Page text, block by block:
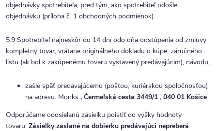
objednávky spotrebiteľa, pred tým, ako spotrebiteľ odošle
objednávku (príloha č. 1 obchodných podmienok).
5.9 Spotrebiteľ najneskôr do 14 dní odo dňa odstúpenia od zmluvy
kompletný tovar, vrátane originálneho dokladu o kúpe, záručného
listu (ak bol k zakúpenému tovaru vystavený predávajúcim), návodu,
zašle späť predávajúcemu (poštou, kuriérskou spoločnosťou)
na adresu: Monks , Čermeľská cesta 3449/1 , 040 01 Košice
Odporúčame odosielanú zásielku poistiť do výšky hodnoty
tovaru. Zásielky zaslané na dobierku predávajúci nepreberá.